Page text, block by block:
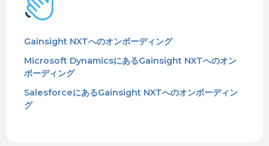
Gainsight NXTへのオンボーディング
Microsoft DynamicsにあるGainsight NXTへのオン
ボーディング
SalesforceにあるGainsight NXTへのオンボーディン
グ